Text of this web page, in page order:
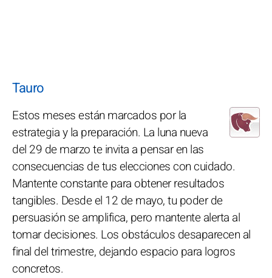
Tauro
Estos meses están marcados por la
estrategia y la preparación. La luna nueva
del 29 de marzo te invita a pensar en las
consecuencias de tus elecciones con cuidado.
Mantente constante para obtener resultados
tangibles. Desde el 12 de mayo, tu poder de
persuasión se amplifica, pero mantente alerta al
tomar decisiones. Los obstáculos desaparecen al
final del trimestre, dejando espacio para logros
concretos.